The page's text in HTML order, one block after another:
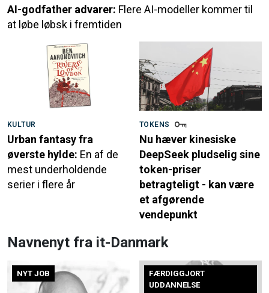
AI-godfather advarer: Flere AI-modeller kommer til
at løbe løbsk i fremtiden
KULTUR
Urban fantasy fra
øverste hylde: En af de
mest underholdende
serier i flere år
TOKENS
Nu hæver kinesiske
DeepSeek pludselig sine
token-priser
betragteligt - kan være
et afgørende
vendepunkt
Navnenyt fra it-Danmark
NYT JOB
FÆRDIGGJORT
UDDANNELSE